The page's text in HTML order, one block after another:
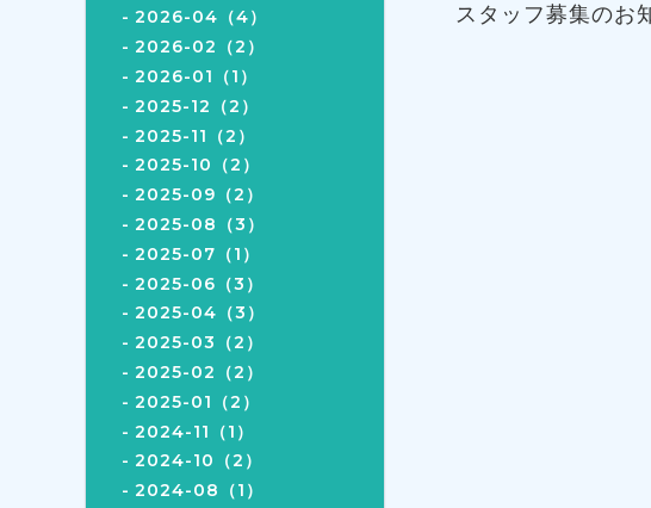
2026-04（4）
2026-02（2）
2026-01（1）
2025-12（2）
2025-11（2）
2025-10（2）
2025-09（2）
2025-08（3）
2025-07（1）
2025-06（3）
2025-04（3）
2025-03（2）
2025-02（2）
2025-01（2）
2024-11（1）
2024-10（2）
2024-08（1）
スタッフ募集のお